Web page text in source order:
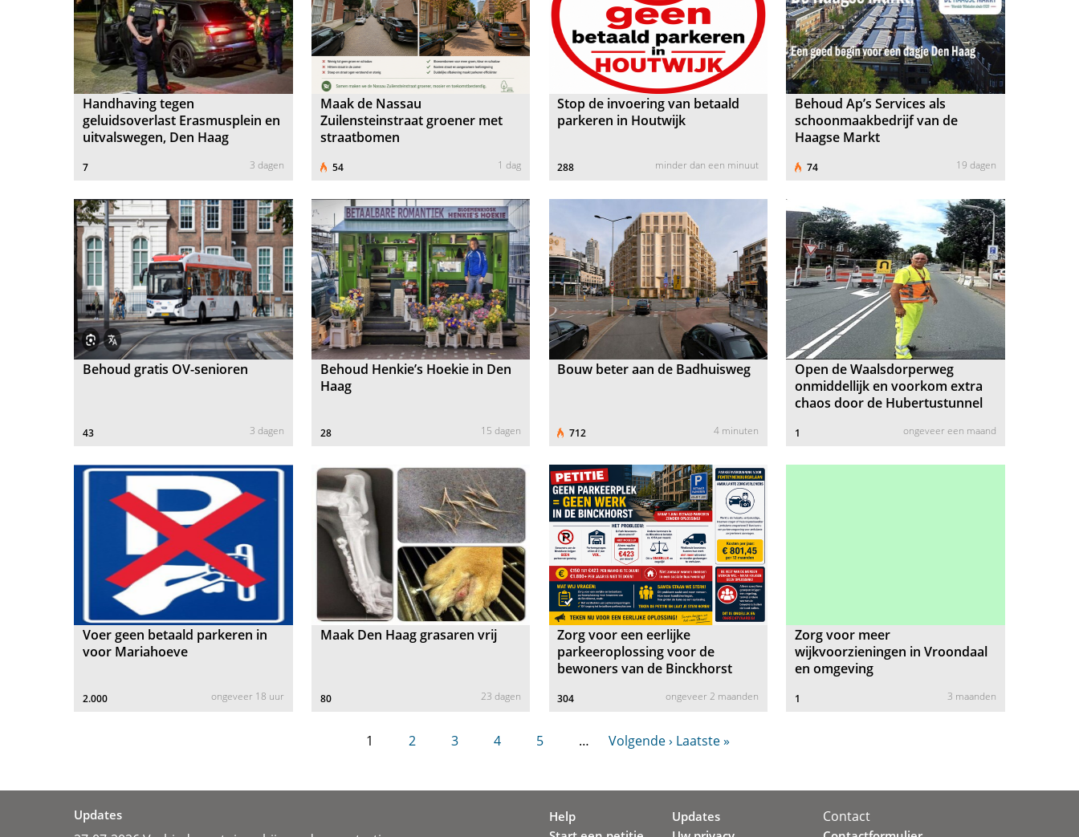
Handhaving tegen
geluidsoverlast Erasmusplein en
uitvalswegen, Den Haag
7 3 dagen
Maak de Nassau
Zuilensteinstraat groener met
straatbomen
54 1 dag
Stop de invoering van betaald
parkeren in Houtwijk
288 minder dan een minuut
Behoud Ap’s Services als
schoonmaakbedrijf van de
Haagse Markt
74 19 dagen
Behoud gratis OV-senioren
43 3 dagen
Behoud Henkie’s Hoekie in Den
Haag
28 15 dagen
Bouw beter aan de Badhuisweg
712 4 minuten
Open de Waalsdorperweg
onmiddellijk en voorkom extra
chaos door de Hubertustunnel
1 ongeveer een maand
Voer geen betaald parkeren in
voor Mariahoeve
2.000 ongeveer 18 uur
Maak Den Haag grasaren vrij
80 23 dagen
Zorg voor een eerlijke
parkeeroplossing voor de
bewoners van de Binckhorst
304 ongeveer 2 maanden
Zorg voor meer
wijkvoorzieningen in Vroondaal
en omgeving
1 3 maanden
1 2 3 4 5 … Volgende › Laatste »
Updates
Help
Updates
Contact